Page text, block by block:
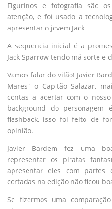
Figurinos e fotografia são
atenção, e foi usado a
apresentar o jovem Jack.
A sequencia inicial é a
Jack Sparrow tendo má sorte e
Vamos falar do vilão! Javier
Mares” o Capitão Salazar,
contas a acertar com o
background do personagem
flashback, isso foi feito de
opinião.
Javier Bardem fez uma
representar os piratas
apresentar eles com partes
cortadas na edição não ficou
Se fizermos uma